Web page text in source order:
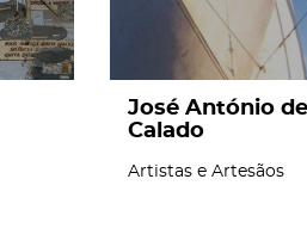
José António
Calado
Artistas e Artesãos